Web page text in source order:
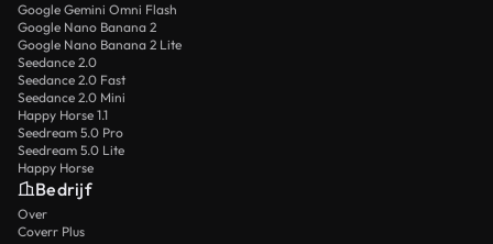
Google Gemini Omni Flash
Google Nano Banana 2
Google Nano Banana 2 Lite
Seedance 2.0
Seedance 2.0 Fast
Seedance 2.0 Mini
Happy Horse 1.1
Seedream 5.0 Pro
Seedream 5.0 Lite
Happy Horse
Bedrijf
Over
Coverr Plus